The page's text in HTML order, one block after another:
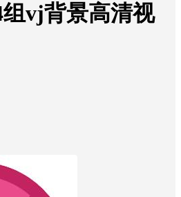
vj背景高清视